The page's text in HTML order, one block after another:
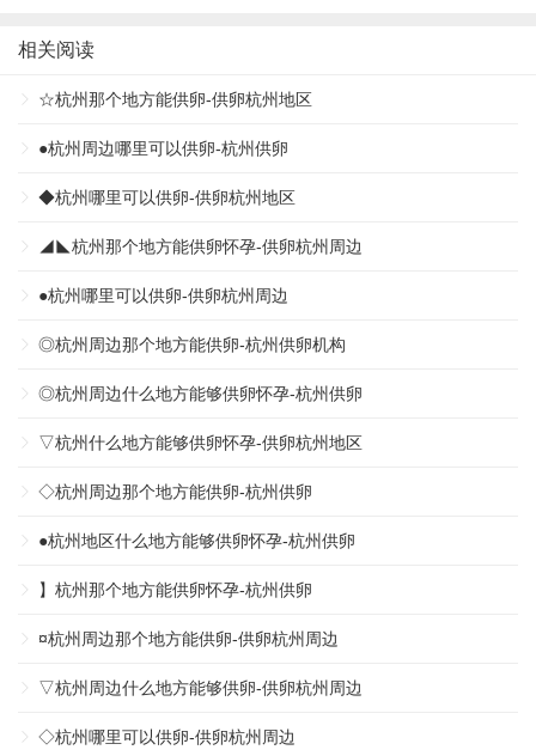
相关阅读
☆杭州那个地方能供卵-供卵杭州地区
●杭州周边哪里可以供卵-杭州供卵
◆杭州哪里可以供卵-供卵杭州地区
◢◣杭州那个地方能供卵怀孕-供卵杭州周边
●杭州哪里可以供卵-供卵杭州周边
◎杭州周边那个地方能供卵-杭州供卵机构
◎杭州周边什么地方能够供卵怀孕-杭州供卵
▽杭州什么地方能够供卵怀孕-供卵杭州地区
◇杭州周边那个地方能供卵-杭州供卵
●杭州地区什么地方能够供卵怀孕-杭州供卵
】杭州那个地方能供卵怀孕-杭州供卵
¤杭州周边那个地方能供卵-供卵杭州周边
▽杭州周边什么地方能够供卵-供卵杭州周边
◇杭州哪里可以供卵-供卵杭州周边